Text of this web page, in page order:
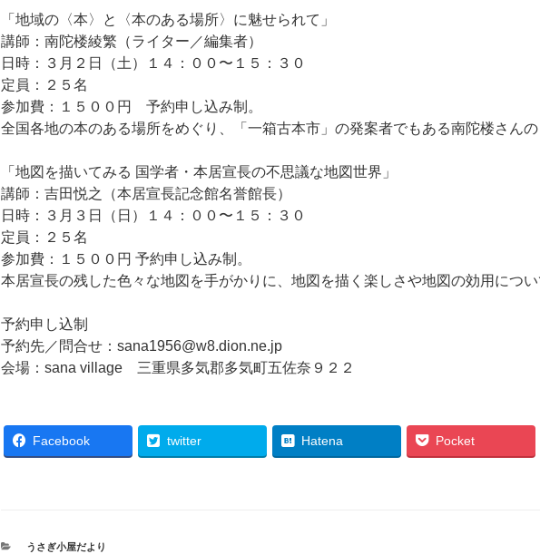
「地域の〈本〉と〈本のある場所〉に魅せられて」
講師：南陀楼綾繁（ライター／編集者）
日時：３月２日（土）１４：００〜１５：３０
定員：２５名
参加費：１５００円 予約申し込み制。
全国各地の本のある場所をめぐり、「一箱古本市」の発案者でもある南陀楼さん
「地図を描いてみる 国学者・本居宣長の不思議な地図世界」
講師：吉田悦之（本居宣長記念館名誉館長）
日時：３月３日（日）１４：００〜１５：３０
定員：２５名
参加費：１５００円 予約申し込み制。
本居宣長の残した色々な地図を手がかりに、地図を描く楽しさや地図の効用につ
予約申し込制
予約先／問合せ：sana1956@w8.dion.ne.jp
会場：sana village 三重県多気郡多気町五佐奈９２２
Facebook twitter Hatena Pocket
カ
うさぎ小屋だより